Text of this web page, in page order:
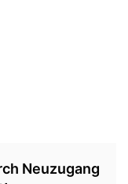
Neuzugang